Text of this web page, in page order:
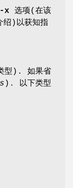
-x 选项(在该
绍)以获知指
型). 如果省
). 以下类型